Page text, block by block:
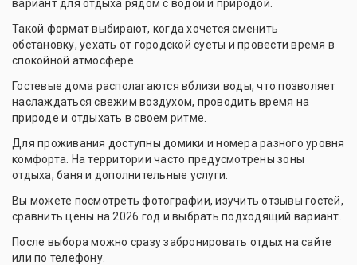
вариант для отдыха рядом с водой и природой.
Такой формат выбирают, когда хочется сменить
обстановку, уехать от городской суеты и провести время в
спокойной атмосфере.
Гостевые дома располагаются вблизи воды, что позволяет
наслаждаться свежим воздухом, проводить время на
природе и отдыхать в своем ритме.
Для проживания доступны домики и номера разного уровня
комфорта. На территории часто предусмотрены зоны
отдыха, баня и дополнительные услуги.
Вы можете посмотреть фотографии, изучить отзывы гостей,
сравнить цены на 2026 год и выбрать подходящий вариант.
После выбора можно сразу забронировать отдых на сайте
или по телефону.